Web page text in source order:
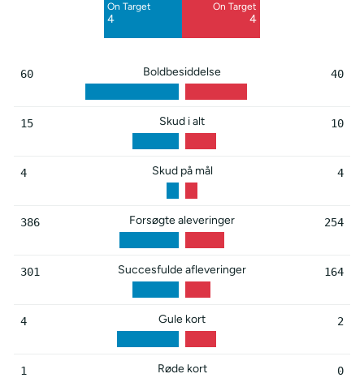
On Target
4
On Target
4
60 Boldbesiddelse 40
15 Skud i alt 10
4 Skud på mål 4
386 Forsøgte aleveringer 254
301 Succesfulde afleveringer 164
4 Gule kort 2
1 Røde kort 0